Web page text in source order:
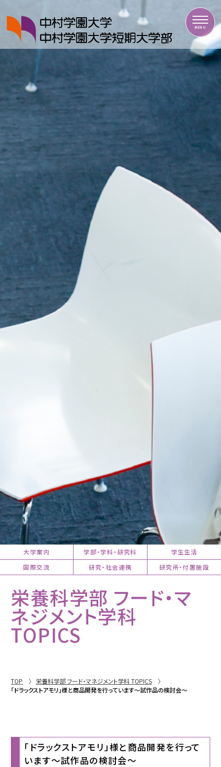
中村学園大学・中村学園大学短期大学部
MENU
大学案内 学部・学科・研究科
学生生活
国際交流
研究・社会連携 研究所・付置施設
栄養科学部 フード・マ
ネジメント学科
TOPICS
TOP
栄養科学部 フード・マネジメント学科 TOPICS
「ドラックストアモリ」様と商品開発を行っています～試作品の検討会～
「ドラックストアモリ」様と商品開発を行って
います～試作品の検討会～